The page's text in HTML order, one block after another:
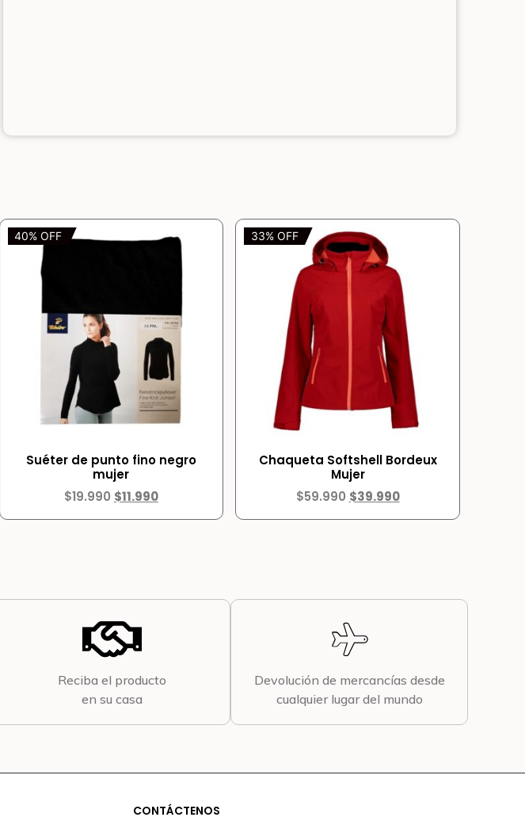
40% OFF
Suéter de punto fino negro
mujer
$19.990 $11.990
33% OFF
Chaqueta Softshell Bordeux
Mujer
$59.990 $39.990
Reciba el producto
en su casa
Devolución de mercancías desde
cualquier lugar del mundo
CONTÁCTENOS